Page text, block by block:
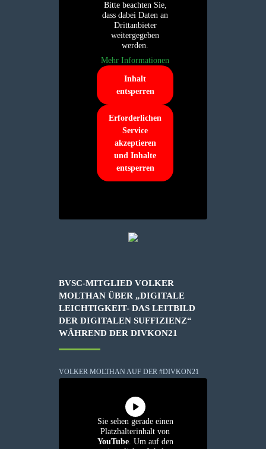
Bitte beachten Sie,
dass dabei Daten an
Drittanbieter
weitergegeben
werden.
Mehr Informationen
Inhalt
entsperren
Erforderlichen
Service
akzeptieren
und Inhalte
entsperren
BVSC-MITGLIED VOLKER
MOLTHAN ÜBER „DIGITALE
LEICHTIGKEIT- DAS LEITBILD
DER DIGITALEN SUFFIZIENZ“
WÄHREND DER DIVKON21
VOLKER MOLTHAN AUF DER #DIVKON21
Sie sehen gerade einen
Platzhalterinhalt von
YouTube. Um auf den